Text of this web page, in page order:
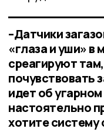
–Датчики
«глаза и уши» в
среагируют
почувствовать
идет об
настоятельно
хотите систему